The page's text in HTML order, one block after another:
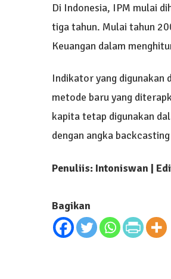
Di Indonesia, IPM mulai
tiga tahun. Mulai tahun
Keuangan dalam
Indikator yang digunakan
metode baru yang
kapita tetap digunakan
dengan angka
Penuliis: Intoniswan |
Bagikan